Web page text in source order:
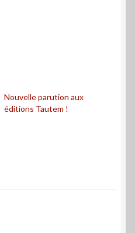
Nouvelle parution aux
éditions Tautem !